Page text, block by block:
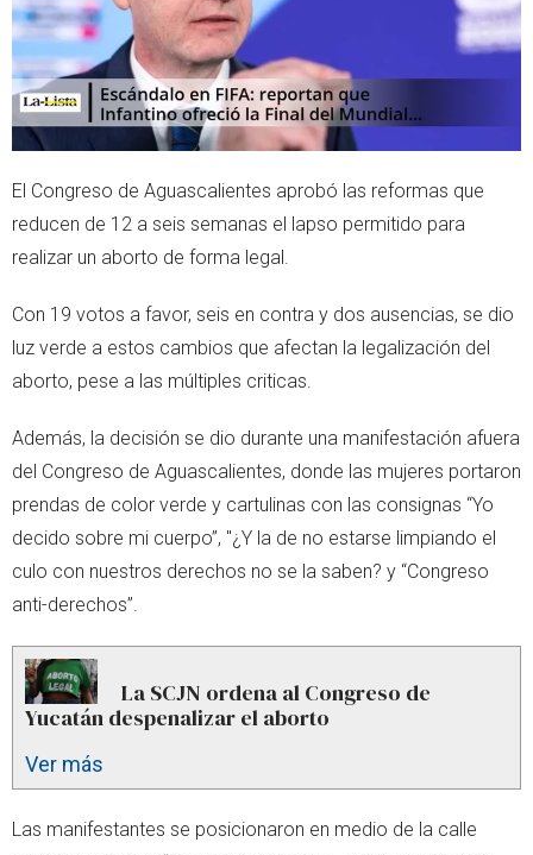
El Congreso de Aguascalientes aprobó las reformas que
reducen de 12 a seis semanas el lapso permitido para
realizar un aborto de forma legal.
Con 19 votos a favor, seis en contra y dos ausencias, se dio
luz verde a estos cambios que afectan la legalización del
aborto, pese a las múltiples criticas.
Además, la decisión se dio durante una manifestación afuera
del Congreso de Aguascalientes, donde las mujeres portaron
prendas de color verde y cartulinas con las consignas “Yo
decido sobre mi cuerpo”, "¿Y la de no estarse limpiando el
culo con nuestros derechos no se la saben? y “Congreso
anti-derechos”.
La SCJN ordena al Congreso de
Yucatán despenalizar el aborto
Ver más
Las manifestantes se posicionaron en medio de la calle